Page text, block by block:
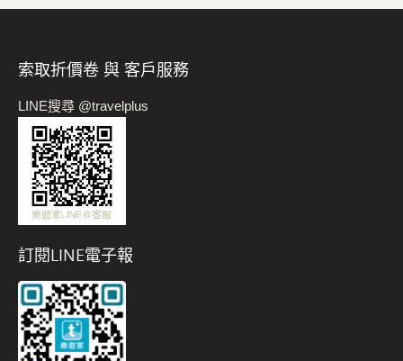
索取折價卷 與 客戶服務
LINE搜尋 @travelplus
訂閱LINE電子報